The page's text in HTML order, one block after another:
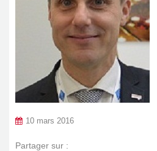
10 mars 2016
Partager sur :